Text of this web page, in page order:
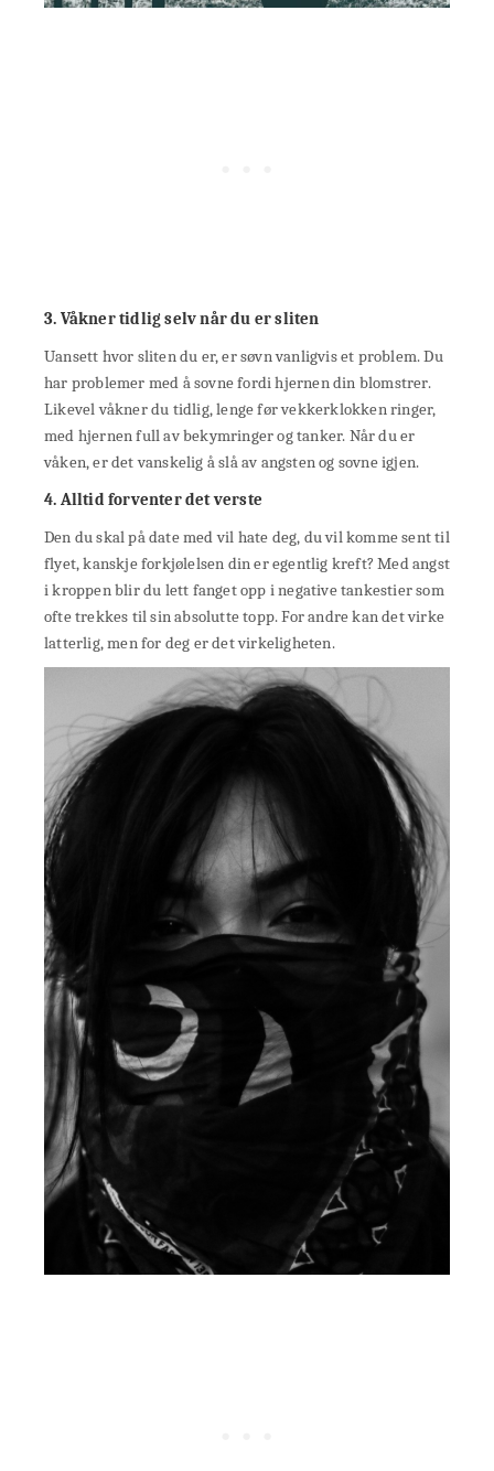
3. Våkner tidlig selv når du er sliten
Uansett hvor sliten du er, er søvn vanligvis et problem. Du
har problemer med å sovne fordi hjernen din blomstrer.
Likevel våkner du tidlig, lenge før vekkerklokken ringer,
med hjernen full av bekymringer og tanker. Når du er
våken, er det vanskelig å slå av angsten og sovne igjen.
4. Alltid forventer det verste
Den du skal på date med vil hate deg, du vil komme sent til
flyet, kanskje forkjølelsen din er egentlig kreft? Med angst
i kroppen blir du lett fanget opp i negative tankestier som
ofte trekkes til sin absolutte topp. For andre kan det virke
latterlig, men for deg er det virkeligheten.